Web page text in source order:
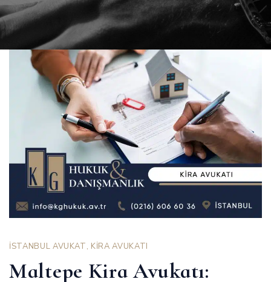
İSTANBUL AVUKAT, KİRA AVUKATI
Maltepe Kira Avukatı: